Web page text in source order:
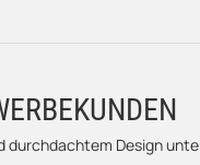
Design